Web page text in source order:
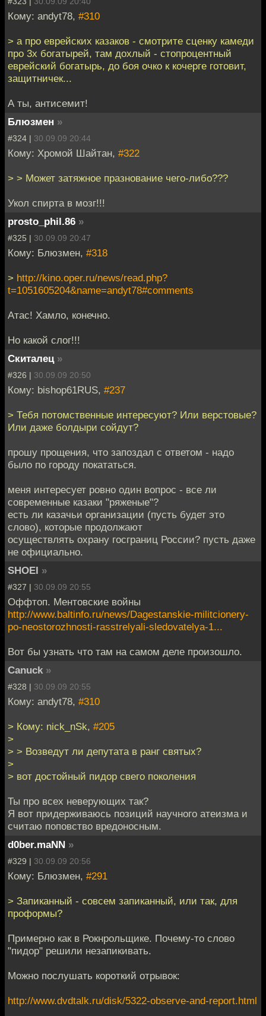
Кому: andyt78, #310
> а про еврейских казаков - смотрите сценку камеди
про 3х богатырей, там дохлый - стопроцентный
еврейский богатырь, до боя очко к кочерге готовит,
защитничек...
А ты, антисемит!
Блюзмен »
#324 | 30.09.09 20:44
Кому: Хромой Шайтан, #322
> > Может затяжное празнование чего-либо???
Укол спирта в мозг!!!
prosto_phil.86 »
#325 | 30.09.09 20:47
Кому: Блюзмен, #318
> http://kino.oper.ru/news/read.php?
t=1051605204&name=andyt78#comments
Атас! Хамло, конечно.
Но какой слог!!!
Скиталец »
#326 | 30.09.09 20:50
Кому: bishop61RUS, #237
> Тебя потомственные интересуют? Или верстовые?
Или даже болдыри сойдут?
прошу прощения, что запоздал с ответом - надо
было по городу покататься.
меня интересует ровно один вопрос - все ли
современные казаки "ряженые"?
есть ли казачьи организации (пусть будет это
слово), которые продолжают
осуществлять охрану госграниц России? пусть даже
не официально.
SHOEI »
#327 | 30.09.09 20:55
Оффтоп. Ментовские войны
http://www.baltinfo.ru/news/Dagestanskie-militcionery-
po-neostorozhnosti-rasstrelyali-sledovatelya-1...
Вот бы узнать что там на самом деле произошло.
Canuck »
#328 | 30.09.09 20:55
Кому: andyt78, #310
> Кому: nick_nSk, #205
>
> > Возведут ли депутата в ранг святых?
>
> вот достойный пидор свего поколения
Ты про всех неверующих так?
Я вот придерживаюсь позиций научного атеизма и
считаю поповство вредоносным.
d0ber.maNN »
#329 | 30.09.09 20:56
Кому: Блюзмен, #291
> Запиканный - совсем запиканный, или так, для
проформы?
Примерно как в Рокнрольщике. Почему-то слово
"пидор" решили незапикивать.
Можно послушать короткий отрывок:
http://www.dvdtalk.ru/disk/5322-observe-and-report.html